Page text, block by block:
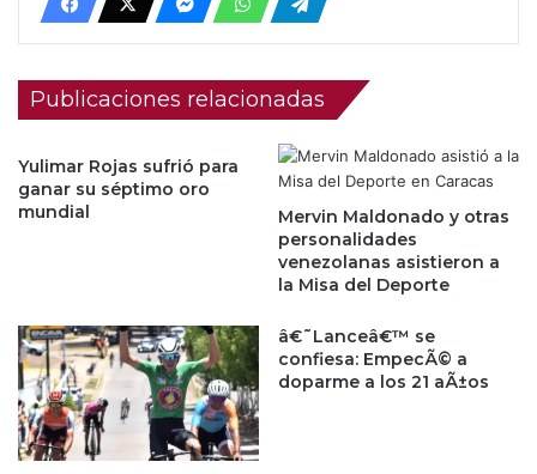
Publicaciones relacionadas
Yulimar Rojas sufrió para
ganar su séptimo oro
mundial
Mervin Maldonado y otras
personalidades
venezolanas asistieron a
la Misa del Deporte
â€˜Lanceâ€™ se
confiesa: EmpecÃ© a
doparme a los 21 aÃ±os